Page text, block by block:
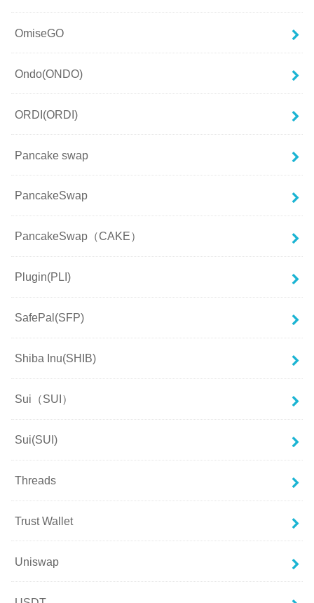
OmiseGO
Ondo(ONDO)
ORDI(ORDI)
Pancake swap
PancakeSwap
PancakeSwap（CAKE）
Plugin(PLI)
SafePal(SFP)
Shiba Inu(SHIB)
Sui（SUI）
Sui(SUI)
Threads
Trust Wallet
Uniswap